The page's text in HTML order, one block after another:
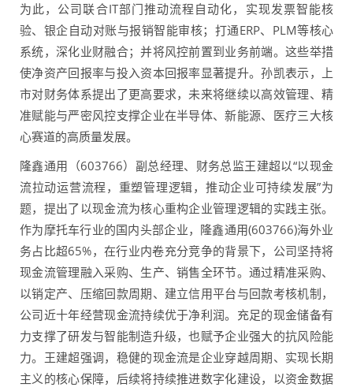
为此，公司联合IT部门推动流程自动化，实现发票智能核
验、银企自动对账与报销智能审核；打通ERP、PLM等核心
系统，深化业财融合；并将风控前置到业务前端。这些举措
使净资产回报率与投入资本回报率显著提升。孙凯表示，上
市对财务体系提出了更高要求，未来将继续以高效管理、精
准赋能与严密风控支撑企业在半导体、新能源、医疗三大核
心赛道的高质量发展。
隆鑫通用（603766）副总经理、财务总监王建超以“以现金
流拉动运营流程，重塑管理逻辑，推动企业可持续发展”为
题，提出了以现金流为核心重构企业管理逻辑的实践主张。
作为摩托车行业的国内头部企业，隆鑫通用(603766)海外业
务占比超65%，在行业内卷充分竞争的背景下，公司坚持将
现金流管理融入采购、生产、销售全环节。通过精准采购、
以销定产、压缩回款周期、建立信用平台与回款考核机制，
公司近十年经营现金流持续优于净利润。充足的现金储备有
力支撑了研发与智能制造升级，也赋予企业强大的抗风险能
力。王建超强调，稳健的现金流是企业穿越周期、实现长期
主义的核心保障，后续将持续推进数字化建设，以资金数据